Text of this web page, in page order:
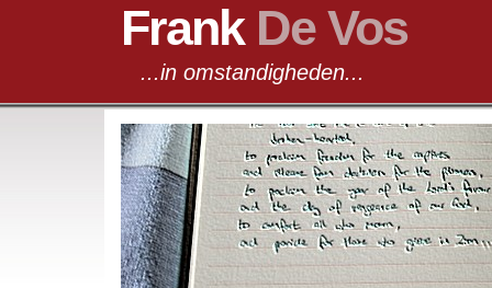
Frank De Vos
...in omstandigheden...